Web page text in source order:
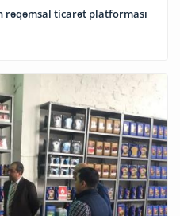
rəqəmsal ticarət platforması